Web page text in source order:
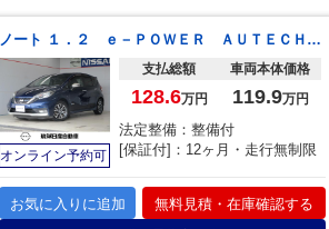
ノート １．２ ｅ－ＰＯＷＥＲ ＡＵＴＥＣＨ ＡＵＴＥＣＨ専用エアロ エマージェンシーブレーキ レーンキープ 純正ナビ／アラウンドビューモニター、インテリジェントルームミラー、ＡＵＴＥＣＨ専用エアロ【防錆施工済】
オンライン予約可
支払総額
128.6万円
車両本体価格
119.9万円
法定整備：整備付
[保証付]：12ヶ月・走行無制限
お気に入りに追加 無料見積・在庫確認する